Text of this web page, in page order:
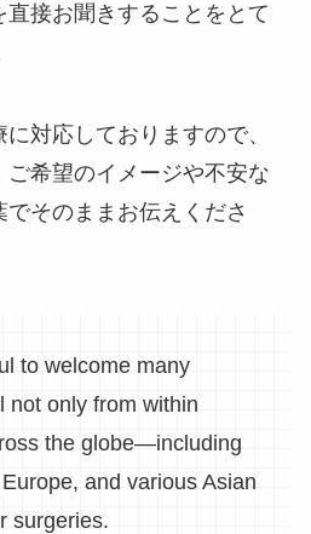
接お聞きすることをとて
対応しておりますので、
希望のイメージや不安な
そのままお伝えくださ
to welcome many
not only from within
the globe—including
and various Asian
surgeries.